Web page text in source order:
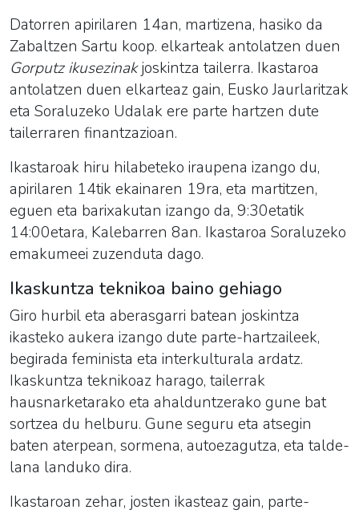
Datorren apirilaren 14an, martizena, hasiko da
Zabaltzen Sartu koop. elkarteak antolatzen duen
Gorputz ikusezinakjoskintza tailerra. Ikastaroa
antolatzen duen elkarteaz gain, Eusko Jaurlaritzak
eta Soraluzeko Udalak ere parte hartzen dute
tailerraren finantzazioan.
Ikastaroak hiru hilabeteko iraupena izango du,
apirilaren 14tik ekainaren 19ra, eta martitzen,
eguen eta barixakutan izango da, 9:30etatik
14:00etara, Kalebarren 8an. Ikastaroa Soraluzeko
emakumeei zuzenduta dago.
Ikaskuntza teknikoa baino gehiago
Giro hurbil eta aberasgarri batean joskintza
ikasteko aukera izango dute parte-hartzaileek,
begirada feminista eta interkulturala ardatz.
Ikaskuntza teknikoaz harago, tailerrak
hausnarketarako eta ahalduntzerako gune bat
sortzea du helburu. Gune seguru eta atsegin
baten aterpean, sormena, autoezagutza, eta talde-
lana landuko dira.
Ikastaroan zehar, josten ikasteaz gain, parte-